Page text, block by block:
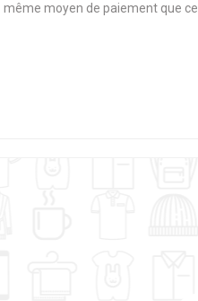
même moyen de paiement que